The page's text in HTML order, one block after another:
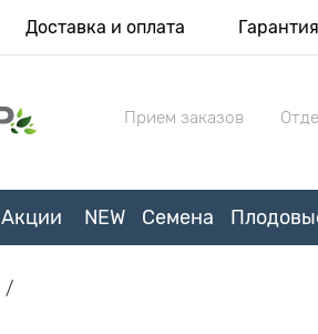
Доставка и оплата Гарантия
Прием заказов
Акции NEW Семена